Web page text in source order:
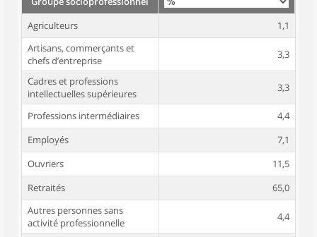
Agriculteurs
1,1
Artisans, commerçants et
chefs d’entreprise
3,3
Cadres et professions
intellectuelles supérieures
3,3
Professions intermédiaires
4,4
Employés
7,1
Ouvriers
11,5
Retraités
65,0
Autres personnes sans
activité professionnelle
4,4